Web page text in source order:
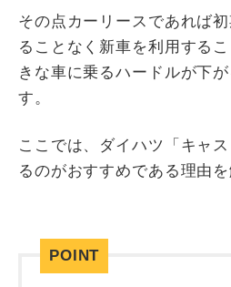
その点カーリースであれば
ることなく新車を利用する
きな車に乗るハードルが下
す。
ここでは、ダイハツ「キャ
るのがおすすめである理由を